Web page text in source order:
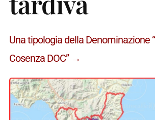
Una tipologia della Denominazione
Cosenza DOC” →